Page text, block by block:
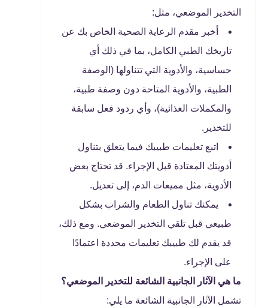
التخدير الموضعي، مثل:
أخبر مقدم الرعاية الصحية الخاص بك عن
تاريخك الطبي الكامل، بما في ذلك أي
حساسية، والأدوية التي تتناولها (الوصفة
الطبية، والأدوية المتاحة دون وصفة طبية،
والمكملات الغذائية)، وأي ردود فعل سابقة
للتخدير.
اتبع تعليمات طبيبك فيما يتعلق بتناول
أدويتك المعتادة قبل الإجراء. قد تحتاج بعض
الأدوية، مثل مميعات الدم، إلى تعديل.
يمكنك تناول الطعام والشراب بشكل
طبيعي قبل تلقي التخدير الموضعي. ومع ذلك،
قد يقدم لك طبيبك تعليمات محددة اعتمادًا
على الإجراء.
ما هي الآثار الجانبية الشائعة للتخدير الموضعي؟
تشمل الآثار الجانبية الشائعة ما يلي: